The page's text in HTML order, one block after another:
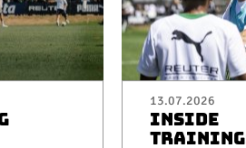
13.07.2026
INSIDE